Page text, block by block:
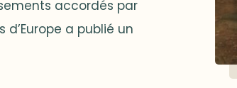
accordés par
d’Europe a publié un